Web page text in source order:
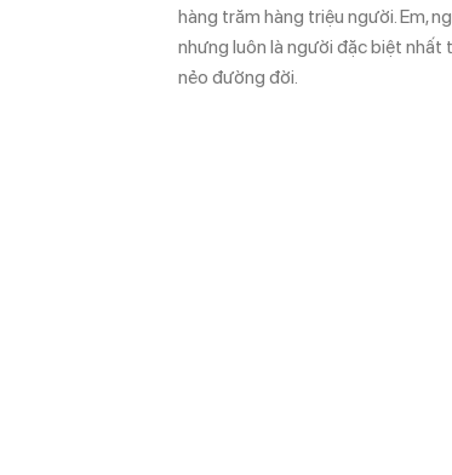
hàng trăm hàng triệu người. Em,
nhưng luôn là người đặc biệt nhất
nẻo đường đời.